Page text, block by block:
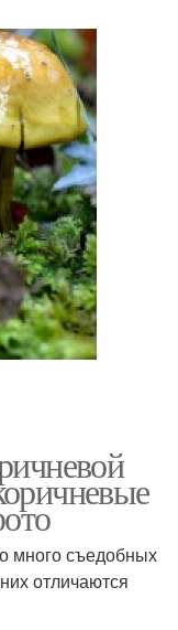
много съедобных
отличаются